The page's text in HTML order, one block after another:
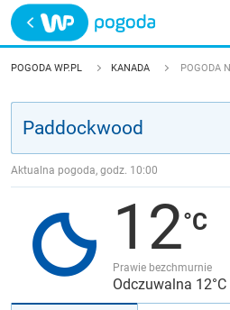
Trwa ładowanie
POLSKA
JAKOŚĆ POWIETRZA
POGODA WP.PL KANADA POGODA
Aktualna pogoda, godz. 10:00
12
Prawie bezchmurnie
Odczuwalna 12°C